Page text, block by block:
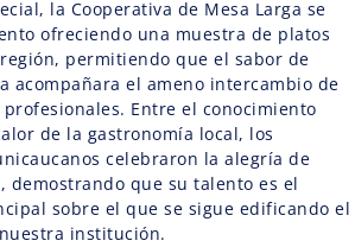
la Cooperativa de Mesa Larga se
ofreciendo una muestra de platos
permitiendo que el sabor de
acompañara el ameno intercambio de
Entre el conocimiento
de la gastronomía local, los
celebraron la alegría de
demostrando que su talento es el
sobre el que se sigue edificando el
institución.